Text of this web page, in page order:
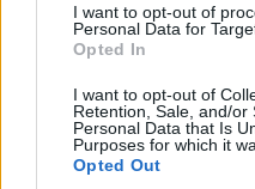
I want to opt-out of
Personal Data for
Opted In
I want to opt-out of
Retention, Sale, and/or
Personal Data that Is
Purposes for which it
Opted Out